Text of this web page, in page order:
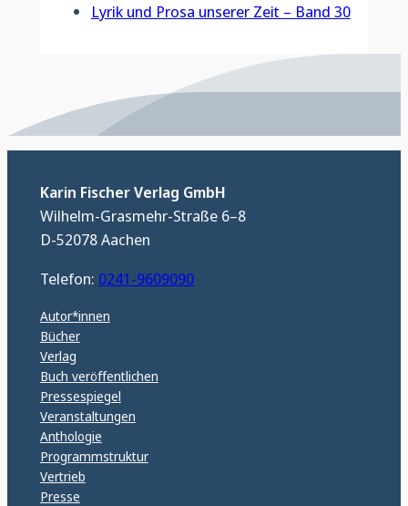
Lyrik und Prosa unserer Zeit – Band 30
Karin Fischer Verlag GmbH
Wilhelm-Grasmehr-Straße 6–8
D-52078 Aachen
Telefon: 0241-9609090
Autor*innen
Bücher
Verlag
Buch veröffentlichen
Pressespiegel
Veranstaltungen
Anthologie
Programmstruktur
Vertrieb
Presse